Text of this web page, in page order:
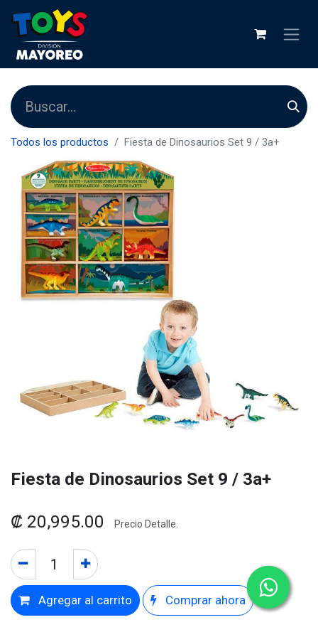
Todos los productos Fiesta de Dinosaurios Set 9 / 3a+
Fiesta de Dinosaurios Set 9 / 3a+
₡ 20,995.00 Precio Detalle.
Agregar al carrito Comprar ahora